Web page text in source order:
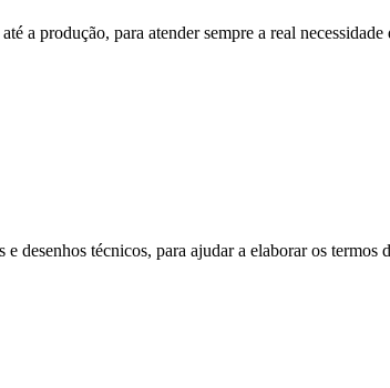
a produção, para atender sempre a real necessidade
desenhos técnicos, para ajudar a elaborar os termos